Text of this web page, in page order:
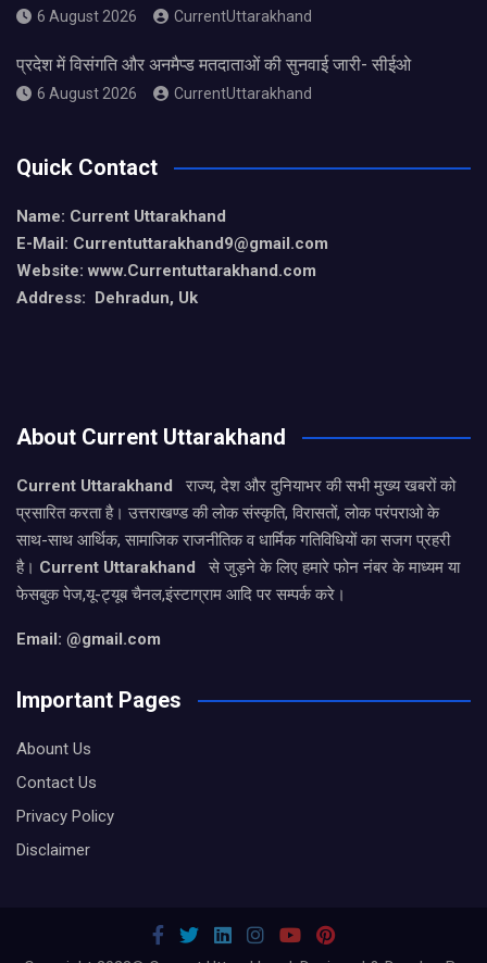
6 August 2026 CurrentUttarakhand
प्रदेश में विसंगति और अनमैप्ड मतदाताओं की सुनवाई जारी- सीईओ
6 August 2026 CurrentUttarakhand
Quick Contact
Name: Current Uttarakhand
E-Mail: Currentuttarakhand9@gmail.com
Website: www.Currentuttarakhand.com
Address: Dehradun, Uk
About Current Uttarakhand
Current Uttarakhand
राज्य, देश और दुनियाभर की सभी मुख्य खबरों को
प्रसारित करता है। उत्तराखण्ड की लोक संस्कृति, विरासतों, लोक परंपराओ के
साथ-साथ आर्थिक, सामाजिक राजनीतिक व धार्मिक गतिविधियों का सजग प्रहरी
है। Current Uttarakhand
से जुड़ने के लिए हमारे फोन नंबर के माध्यम या
फेसबुक पेज,यू-ट्यूब चैनल,इंस्टाग्राम आदि पर सम्पर्क करे।
Email: @gmail.com
Important Pages
Abount Us
Contact Us
Privacy Policy
Disclaimer